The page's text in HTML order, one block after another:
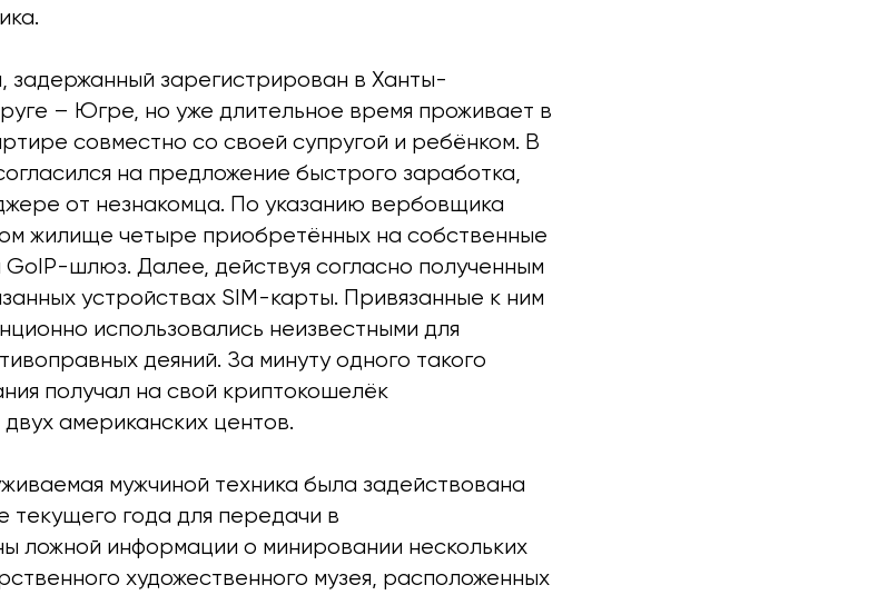
зарегистрирован в Ханты-
– Югре, но уже длительное время проживает в
совместно со своей супругой и ребёнком. В
на предложение быстрого заработка,
от незнакомца. По указанию вербовщика
жилище четыре приобретённых на собственные
шлюз. Далее, действуя согласно полученным
устройствах SIM-карты. Привязанные к ним
использовались неизвестными для
деяний. За минуту одного такого
получал на свой криптокошелёк
американских центов.
мужчиной техника была задействована
текущего года для передачи в
ложной информации о минировании нескольких
художественного музея, расположенных